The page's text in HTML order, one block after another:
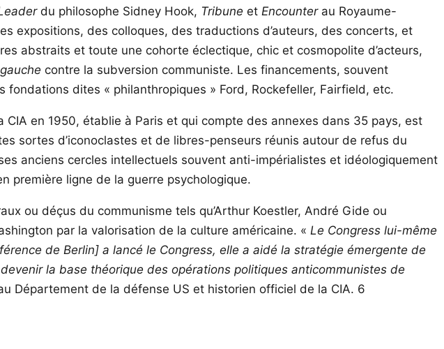
du philosophe Sidney Hook, Tribune et Encounterau Royaume-
expositions, des colloques, des traductions d’auteurs, des concerts, et
abstraits et toute une cohorte éclectique, chic et cosmopolite d’acteurs,
contre la subversion communiste. Les financements, souvent
dites « philanthropiques » Ford, Rockefeller, Fairfield, etc.
en 1950, établie à Paris et qui compte des annexes dans 35 pays, est
sortes d’iconoclastes et de libres-penseurs réunis autour de refus du
anciens cercles intellectuels souvent anti-impérialistes et idéologiquement
première ligne de la guerre psychologique.
ou déçus du communisme tels qu’Arthur Koestler, André Gide ou
par la valorisation de la culture américaine. « Le Congress lui-même
de Berlin] a lancé le Congress, elle a aidé la stratégie émergente de
la base théorique des opérations politiques anticommunistes de
Département de la défense US et historien officiel de la CIA. 6